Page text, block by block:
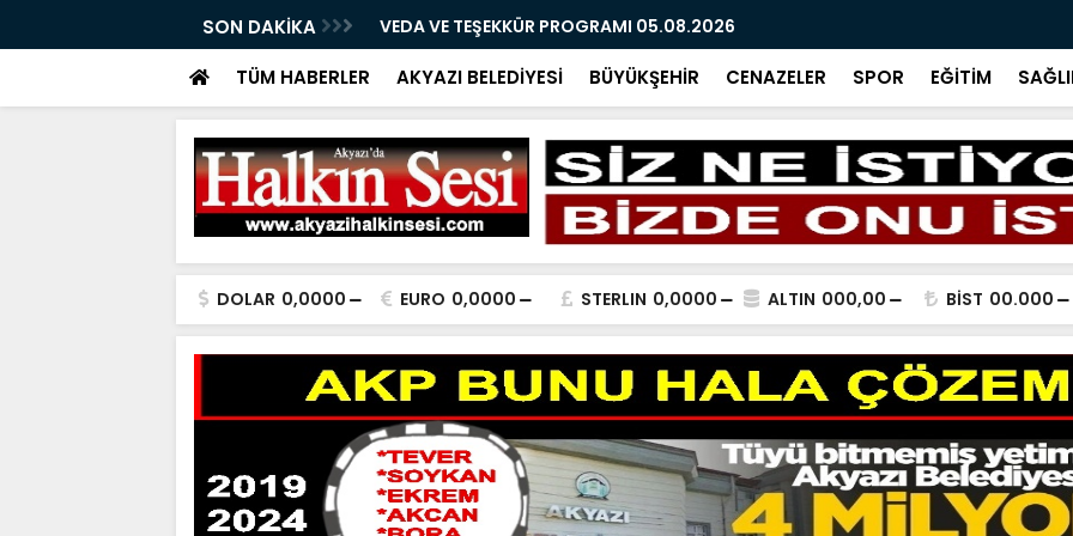
SON DAKİKA VEDA VE TEŞEKKÜR PROGRAMI 05.08.2026
TÜM HABERLER AKYAZI BELEDİYESİ BÜYÜKŞEHİR CENAZELER SPOR EĞİTİM
DOLAR 0,0000 EURO 0,0000 STERLIN 0,0000 ALTIN 000,00 BİST 00.000